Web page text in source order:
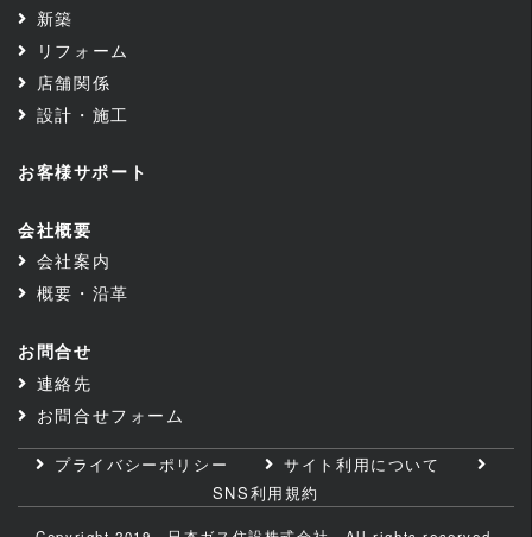
新築
リフォーム
店舗関係
設計・施工
お客様サポート
会社概要
会社案内
概要・沿革
お問合せ
連絡先
お問合せフォーム
プライバシーポリシー
サイト利用について
SNS利用規約